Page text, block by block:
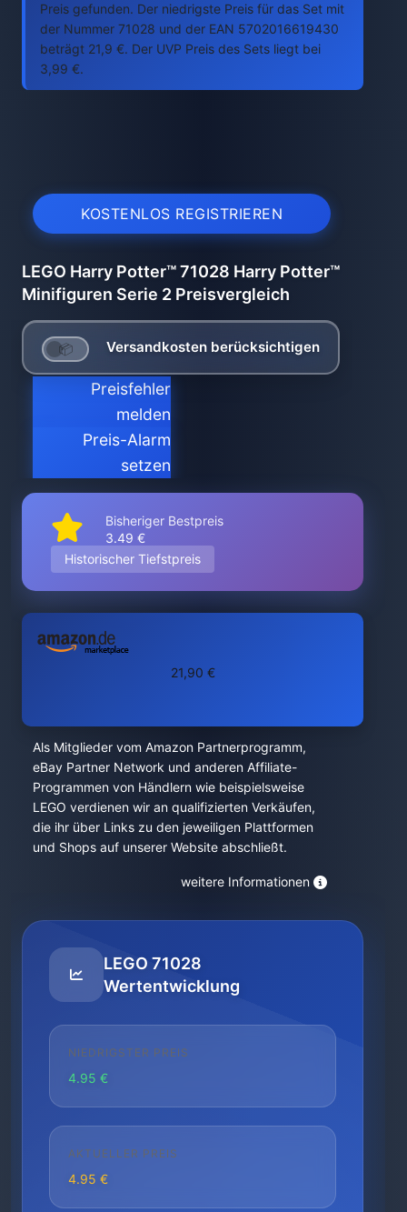
Preis gefunden. Der niedrigste Preis für das Set mit
der Nummer 71028 und der EAN 5702016619430
beträgt 21,9 €. Der UVP Preis des Sets liegt bei
3,99 €.
KOSTENLOS REGISTRIEREN
LEGO Harry Potter™ 71028 Harry Potter™
Minifiguren Serie 2 Preisvergleich
Versandkosten berücksichtigen
Preisfehler
melden
Preis-Alarm
setzen
Bisheriger Bestpreis
3.49 €
Historischer Tiefstpreis
21,90 €
Als Mitglieder vom Amazon Partnerprogramm,
eBay Partner Network und anderen Affiliate-
Programmen von Händlern wie beispielsweise
LEGO verdienen wir an qualifizierten Verkäufen,
die ihr über Links zu den jeweiligen Plattformen
und Shops auf unserer Website abschließt.
weitere Informationen
LEGO 71028
Wertentwicklung
NIEDRIGSTER PREIS
4.95 €
AKTUELLER PREIS
4.95 €